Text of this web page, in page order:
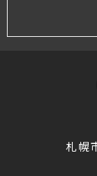
札幌